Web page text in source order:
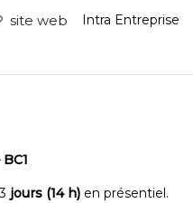
site web Intra Entreprise
jours (14 h) en présentiel.